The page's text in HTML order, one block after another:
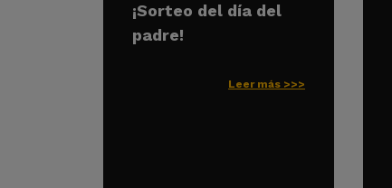
¡Sorteo del día del
padre!
Leer más >>>